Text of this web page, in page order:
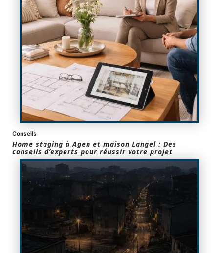
Conseils
Home staging à Agen et maison Langel : Des
conseils d’experts pour réussir votre projet